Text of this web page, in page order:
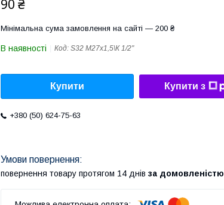
90 ₴
Мінімальна сума замовлення на сайті — 200 ₴
В наявності Код: S32 М27х1,5\К 1/2"
Купити Купити з
+380 (50) 624-75-63
повернення товару протягом 14 днів за домовленістю